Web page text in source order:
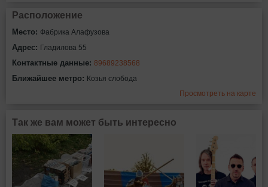
Расположение
Место: Фабрика Алафузова
Адрес: Гладилова 55
Контактные данные: 89689238568
Ближайшее метро: Козья слобода
Просмотреть на карте
Так же вам может быть интересно